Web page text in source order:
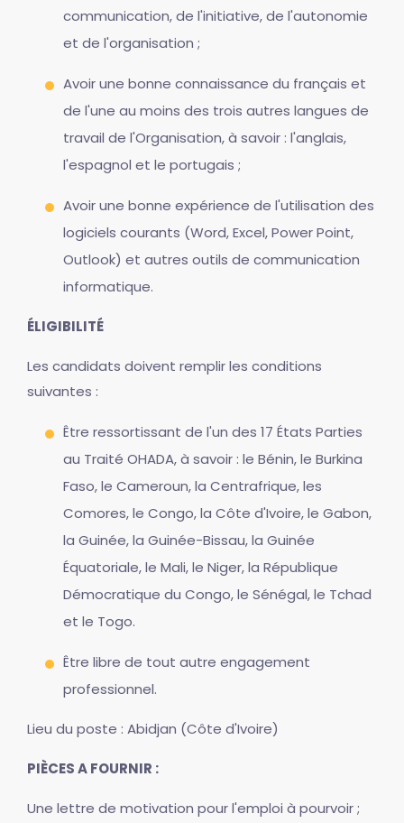
communication, de l'initiative, de l'autonomie
et de l'organisation ;
Avoir une bonne connaissance du français et
de l'une au moins des trois autres langues de
travail de l'Organisation, à savoir : l'anglais,
l'espagnol et le portugais ;
Avoir une bonne expérience de l'utilisation des
logiciels courants (Word, Excel, Power Point,
Outlook) et autres outils de communication
informatique.
ÉLIGIBILITÉ
Les candidats doivent remplir les conditions
suivantes :
Être ressortissant de l'un des 17 États Parties
au Traité OHADA, à savoir : le Bénin, le Burkina
Faso, le Cameroun, la Centrafrique, les
Comores, le Congo, la Côte d'Ivoire, le Gabon,
la Guinée, la Guinée-Bissau, la Guinée
Équatoriale, le Mali, le Niger, la République
Démocratique du Congo, le Sénégal, le Tchad
et le Togo.
Être libre de tout autre engagement
professionnel.
Lieu du poste : Abidjan (Côte d'Ivoire)
PIÈCES A FOURNIR :
Une lettre de motivation pour l'emploi à pourvoir ;